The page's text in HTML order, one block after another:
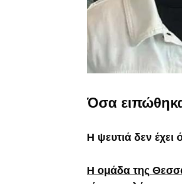
Όσα
Η ψευτιά δεν έχει
Η ομάδα της